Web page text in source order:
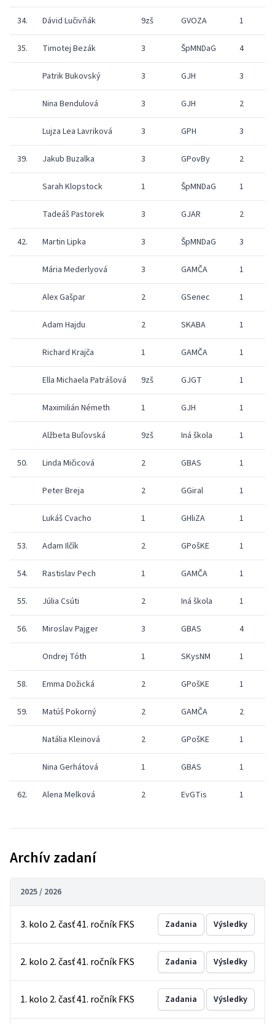
34. Dávid Lučivňák 9zš GVOZA 1
35. Timotej Bezák 3 ŠpMNDaG 4
Patrik Bukovský 3 GJH 3
Nina Bendulová 3 GJH 2
Lujza Lea Lavriková 3 GPH 3
39. Jakub Buzalka 3 GPovBy 2
Sarah Klopstock 1 ŠpMNDaG 1
Tadeáš Pastorek 3 GJAR 2
42. Martin Lipka 3 ŠpMNDaG 3
Mária Mederlyová 3 GAMČA 1
Alex Gašpar 2 GSenec 1
Adam Hajdu 2 SKABA 1
Richard Krajča 1 GAMČA 1
Ella Michaela Patrášová 9zš GJGT 1
Maximilián Németh 1 GJH 1
Alžbeta Buľovská 9zš Iná škola 1
50. Linda Mičicová 2 GBAS 1
Peter Breja 2 GGiral 1
Lukáš Cvacho 1 GHliZA 1
53. Adam Ilčík 2 GPošKE 1
54. Rastislav Pech 1 GAMČA 1
55. Júlia Csúti 2 Iná škola 1
56. Miroslav Pajger 3 GBAS 4
Ondrej Tóth 1 SKysNM 1
58. Emma Dožická 2 GPošKE 1
59. Matúš Pokorný 2 GAMČA 2
Natália Kleinová 2 GPošKE 1
Nina Gerhátová 1 GBAS 1
62. Alena Melková 2 EvGTis 1
Archív zadaní
2025 / 2026
3. kolo 2. časť 41. ročník FKS Zadania Výsledky
2. kolo 2. časť 41. ročník FKS Zadania Výsledky
1. kolo 2. časť 41. ročník FKS Zadania Výsledky